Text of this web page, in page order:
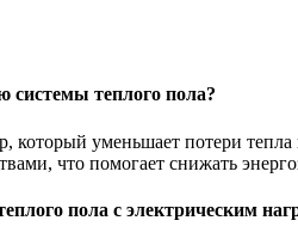
системы теплого пола?
который уменьшает потери
что помогает снижать
пола с электрическим